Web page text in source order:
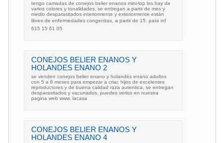
tengo camadas de conejos belier enanos mini-lop los hay de
varios colores y tonalidades, se entregan a partir de mes y
medio desparasitados interiormente y exteriormente están
libres de enfermedades congenitas, a partir de 15. para inf
615 15 61 05
CONEJOS BELIER ENANOS Y
HOLANDES ENANO 2
se venden conejos belier enano y holandés enano adultos
con 5 a 6 meses para empezar a criar, hijos de excelentes
reproductores y de buena calidad raza autentica, se entregan
desparasitados y vacunados, puedes verlos en nuestra
pagina web www. lacasa
CONEJOS BELIER ENANOS Y
HOLANDES ENANO 4